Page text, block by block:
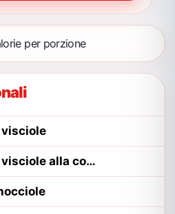
per porzione
Biscotti ciociaro alle visciole alla contadina ciociaro